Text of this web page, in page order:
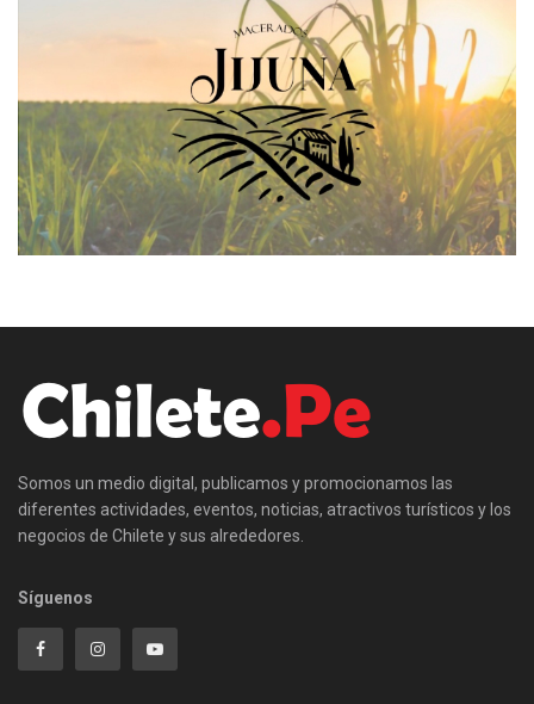
Somos un medio digital, publicamos y promocionamos las
diferentes actividades, eventos, noticias, atractivos turísticos y los
negocios de Chilete y sus alrededores.
Síguenos